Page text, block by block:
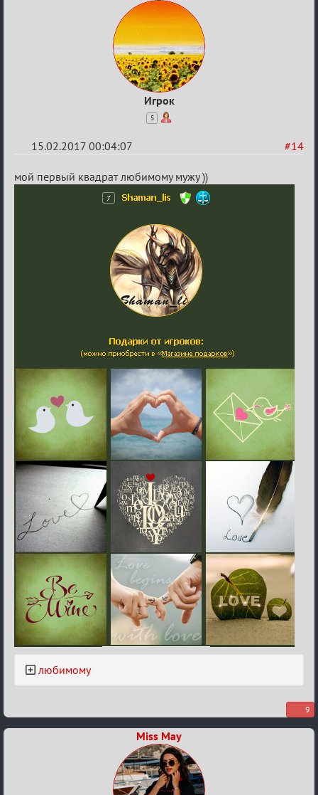
Игрок
5
#14
15.02.2017 00:04:07
Re:
мой первый квадрат любимому мужу ))
любимому
9
Miss May